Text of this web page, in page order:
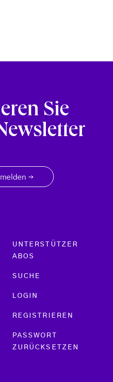
Sie
→
UNTERSTÜTZER
ABOS
SUCHE
LOGIN
REGISTRIEREN
PASSWORT
ZURÜCKSETZEN